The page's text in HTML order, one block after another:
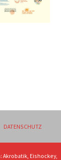
DATENSCHUTZ
Eishockey,